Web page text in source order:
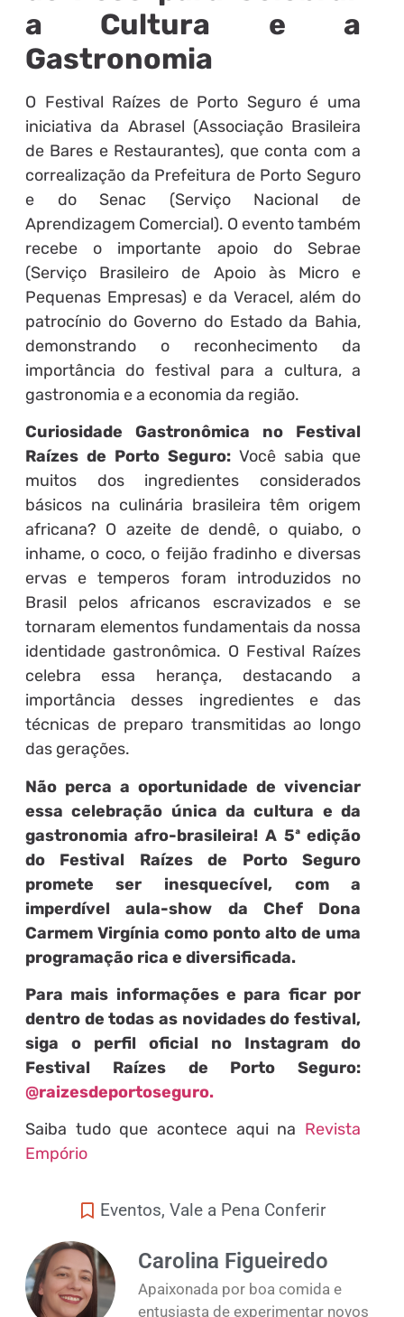
a Cultura e a
Gastronomia
O Festival Raízes de Porto Seguro é uma
iniciativa da Abrasel (Associação Brasileira
de Bares e Restaurantes), que conta com a
correalização da Prefeitura de Porto Seguro
e do Senac (Serviço Nacional de
Aprendizagem Comercial). O evento também
recebe o importante apoio do Sebrae
(Serviço Brasileiro de Apoio às Micro e
Pequenas Empresas) e da Veracel, além do
patrocínio do Governo do Estado da Bahia,
demonstrando o reconhecimento da
importância do festival para a cultura, a
gastronomia e a economia da região.
Curiosidade Gastronômica no Festival
Raízes de Porto Seguro: Você sabia que
muitos dos ingredientes considerados
básicos na culinária brasileira têm origem
africana? O azeite de dendê, o quiabo, o
inhame, o coco, o feijão fradinho e diversas
ervas e temperos foram introduzidos no
Brasil pelos africanos escravizados e se
tornaram elementos fundamentais da nossa
identidade gastronômica. O Festival Raízes
celebra essa herança, destacando a
importância desses ingredientes e das
técnicas de preparo transmitidas ao longo
das gerações.
Não perca a oportunidade de vivenciar
essa celebração única da cultura e da
gastronomia afro-brasileira! A 5ª edição
do Festival Raízes de Porto Seguro
promete ser inesquecível, com a
imperdível aula-show da Chef Dona
Carmem Virgínia como ponto alto de uma
programação rica e diversificada.
Para mais informações e para ficar por
dentro de todas as novidades do festival,
siga o perfil oficial no Instagram do
Festival Raízes de Porto Seguro:
@raizesdeportoseguro.
Saiba tudo que acontece aqui na Revista
Empório
Eventos, Vale a Pena Conferir
Carolina Figueiredo
Apaixonada por boa comida e
entusiasta de experimentar novos